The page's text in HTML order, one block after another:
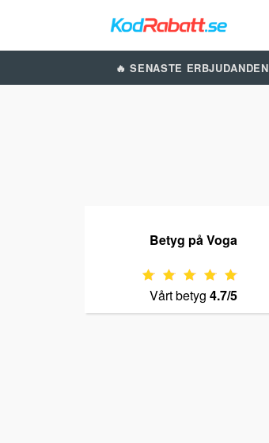
🔥 SENASTE ERBJUDANDEN
Betyg på Voga
Vårt betyg 4.7/5